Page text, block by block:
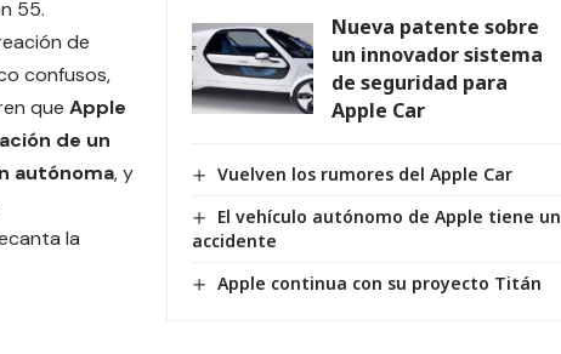
Nueva patente sobre
un innovador sistema
de seguridad para
Apple Car
Vuelven los rumores del Apple Car
El vehículo autónomo de Apple tiene un
accidente
Apple continua con su proyecto Titán
55.
de
confusos,
que Apple
de un
autónoma, y
la